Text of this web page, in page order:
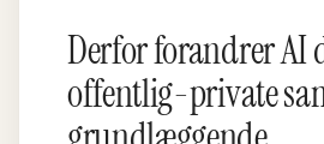
Derfor forandrer AI
offentlig-private